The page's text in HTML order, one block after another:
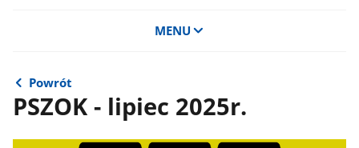
MENU
Powrót
PSZOK - lipiec 2025r.